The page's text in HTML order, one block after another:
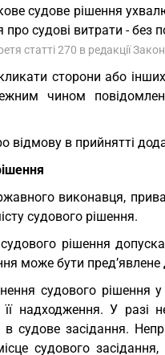
судове рішення
судові витрати - без
статті 270 в редакції
сторони або
чином
відмову в прийнятті
виконавця,
судового рішення.
рішення
може бути
судового рішення
надходження. У разі
судове засідання.
судового